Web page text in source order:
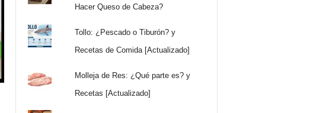
Hacer Queso de Cabeza?
Tollo: ¿Pescado o Tiburón? y
Recetas de Comida [Actualizado]
Molleja de Res: ¿Qué parte es? y
Recetas [Actualizado]